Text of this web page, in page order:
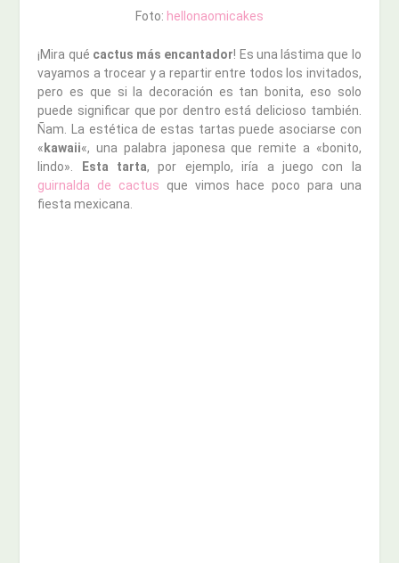
Foto: hellonaomicakes
¡Mira qué cactus más encantador! Es una lástima que lo
vayamos a trocear y a repartir entre todos los invitados,
pero es que si la decoración es tan bonita, eso solo
puede significar que por dentro está delicioso también.
Ñam. La estética de estas tartas puede asociarse con
« kawaii«, una palabra japonesa que remite a «bonito,
lindo».
Esta tarta, por ejemplo, iría a juego con la
guirnalda de cactus que vimos hace poco para una
fiesta mexicana.